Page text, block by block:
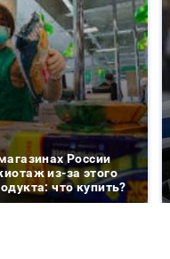
России
из-за этого
что купить?